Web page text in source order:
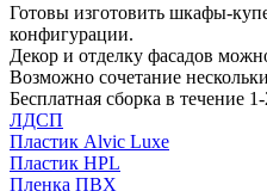
Готовы изготовить шкафы-
конфигурации.
Декор и отделку фасадов
Возможно сочетание
Бесплатная сборка в течение
ЛДСП
Пластик Alvic Luxe
Пластик HPL
Пленка ПВХ